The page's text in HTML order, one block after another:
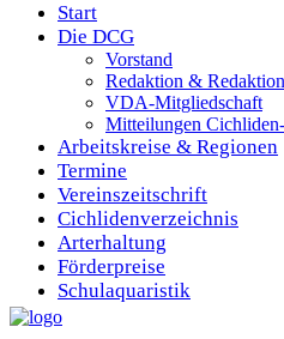
Start
Die DCG
Vorstand
Redaktion &
VDA-Mitgliedschaft
Mitteilungen
Arbeitskreise & Regionen
Termine
Vereinszeitschrift
Cichlidenverzeichnis
Arterhaltung
Förderpreise
Schulaquaristik